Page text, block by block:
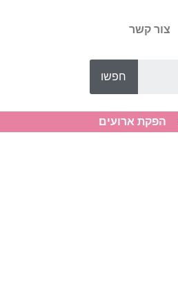
צור קשר
חפשו
הפקת ארועים